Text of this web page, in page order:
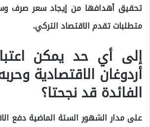
تحقيق أهدافها من إيجاد سعر صرف
متطلبات تقدم الاقتصاد التركي.
إلى أي حد يمكن
أردوغان الاقتصادية
الفائدة قد نجحتا؟
على مدار الشهور الستة الماضية دفع